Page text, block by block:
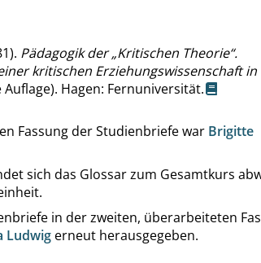
Pädagogik der„Kritischen Theorie“.
kritischen Erziehungswissenschaft in
Hagen: Fernuniversität.
Fassung der Studienbriefe war Brigitte
sich das Glossar zum Gesamtkurs
in der zweiten, überarbeiteten
Ludwig erneut herausgegeben.